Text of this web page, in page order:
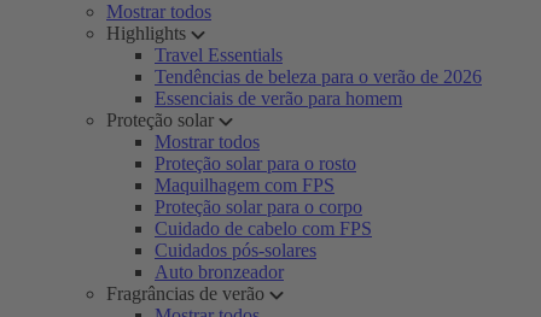
Mostrar todos
Highlights
Travel Essentials
Tendências de beleza para o verão de 2026
Essenciais de verão para homem
Proteção solar
Mostrar todos
Proteção solar para o rosto
Maquilhagem com FPS
Proteção solar para o corpo
Cuidado de cabelo com FPS
Cuidados pós-solares
Auto bronzeador
Fragrâncias de verão